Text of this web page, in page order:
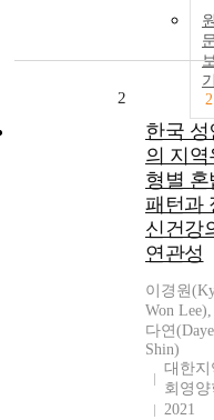
2
2
한국 성
의 지역
형별 혼
패턴과
신건강
연관성
이경원
Won
다연
Shin)
대한지
회영
2021